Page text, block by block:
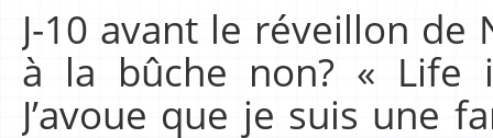
J-10 avant le réveillon
à la bûche non? « Life
J’avoue que je suis une